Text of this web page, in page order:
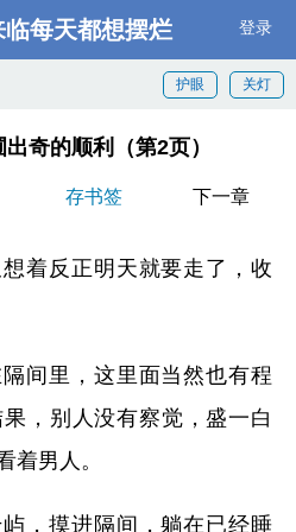
每天都想摆烂 登录
关灯
护眼
奇的顺利（第2页）
存书签 下一章
着反正明天就要走了，收
间里，这里面当然也有程
，别人没有察觉，盛一白
着男人。
，摸进隔间，躺在已经睡